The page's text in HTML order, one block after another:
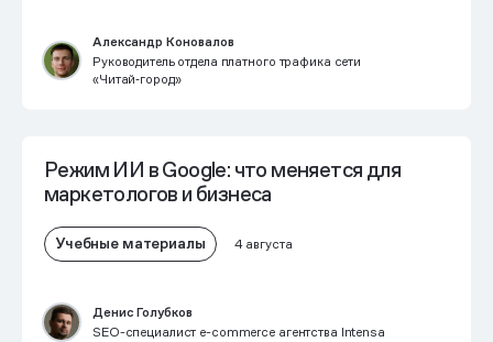
Александр Коновалов
Руководитель отдела платного трафика сети
«Читай‑город»
Режим ИИ в Google: что меняется для
маркетологов и бизнеса
Учебные материалы 4 августа
Денис Голубков
SEO-специалист e-commerce агентства Intensa